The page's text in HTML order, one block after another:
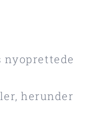
herunder